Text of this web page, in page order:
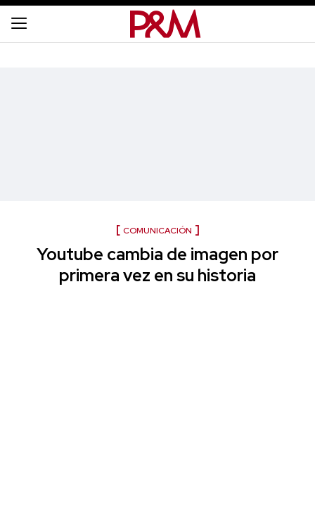
COMUNICACIÓN
Youtube cambia de imagen por
primera vez en su historia